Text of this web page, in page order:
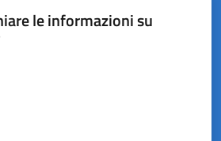
le informazioni su